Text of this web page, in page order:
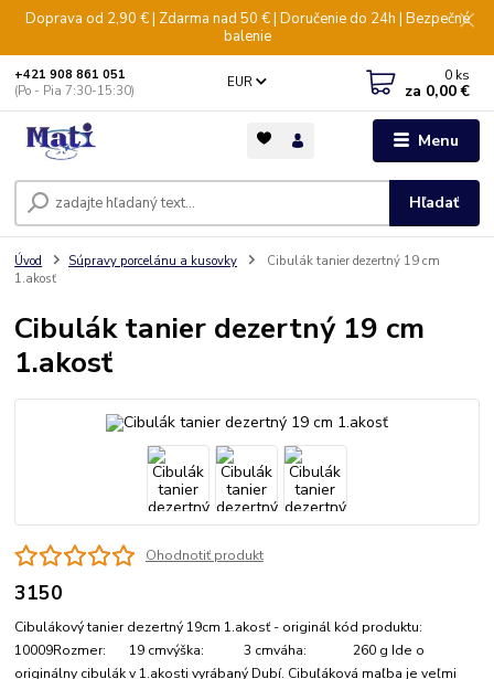
Doprava od 2,90 € | Zdarma nad 50 € | Doručenie do 24h | Bezpečné
balenie
Menu
EUR
Hľadať
+421 908 861 051
(Po - Pia 7:30-15:30)
0 ks
za 0,00 €
Úvod Súpravy porcelánu a kusovky
Cibulák tanier dezertný 19 cm
1.akosť
Cibulák tanier dezertný 19 cm
1.akosť
Ohodnotiť produkt
3150
Cibulákový tanier dezertný 19cm 1.akosť - originál kód produktu:
10009Rozmer: 19 cmvýška: 3 cmváha: 260 g Ide o
originálny cibulák v 1.akosti vyrábaný Dubí. Cibuľáková maľba je veľmi